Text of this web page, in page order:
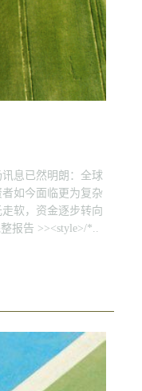
息已然明朗：全球
如今面临更为复杂
软，资金逐步转向
报告 >><style>/*..